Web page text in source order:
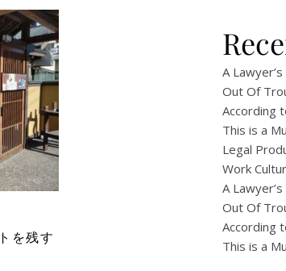
を残す
A
Out Of
According
This is a
Legal
Work
A
Out Of
According
This is a